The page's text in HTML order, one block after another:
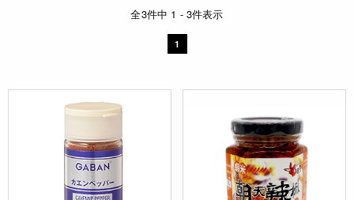
全3件中 1 - 3件表示
1